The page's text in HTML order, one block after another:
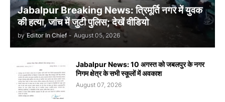
Jabalpur Breaking News: त्रिमूर्ति नगर में युवक
की हत्या, जांच में जुटी पुलिस; देखें वीडियो
by Editor In Chief - August 05, 2026
Jabalpur News: 10 अगस्त को जबलपुर के नगर
निगम क्षेत्र के सभी स्कूलों में अवकाश
August 07, 2026